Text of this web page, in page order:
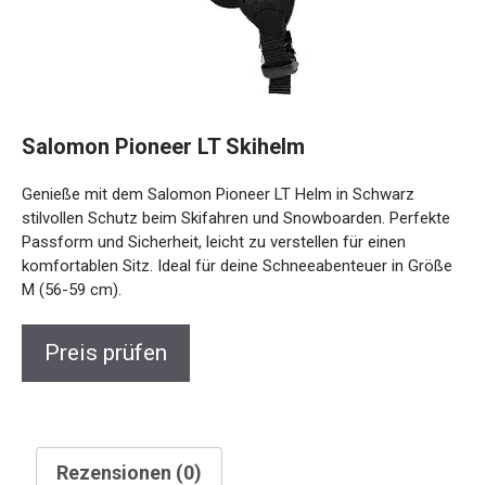
Salomon Pioneer LT Skihelm
Genieße mit dem Salomon Pioneer LT Helm in Schwarz
stilvollen Schutz beim Skifahren und Snowboarden. Perfekte
Passform und Sicherheit, leicht zu verstellen für einen
komfortablen Sitz. Ideal für deine Schneeabenteuer in Größe
M (56-59 cm).
Preis prüfen
Rezensionen (0)